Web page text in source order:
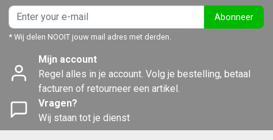
Abonneer
* Wij delen NOOIT jouw mail adres met derden.
Mijn account
Regel alles in je account. Volg je bestelling, betaal
facturen of retourneer een artikel.
Vragen?
Wij staan tot je dienst